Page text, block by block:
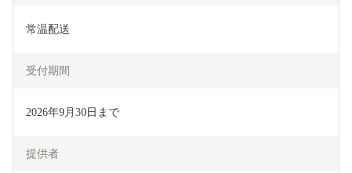
常温配送
受付期間
2026年9月30日まで
提供者